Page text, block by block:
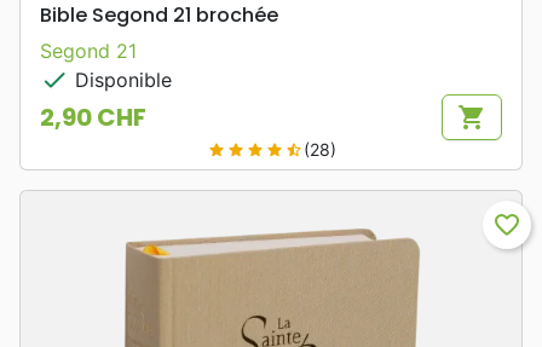
Bible Segond 21 brochée
Segond 21
check Disponible
Prix
2,90 CHF shopping_cart
star star star star star_half(28)
favorite_border